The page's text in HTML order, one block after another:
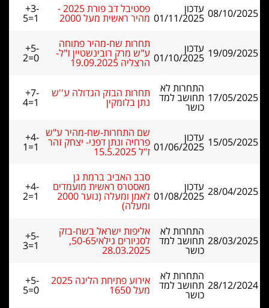
08/10/2025 עדכון
01/11/2025
פסטיבל דב פורת 2025 -
מהיר ראשית מעל 2000
+3-
5=1
19/09/2025 עדכון
01/10/2025
תחרות שח-מהיר פתוחה
ע"ש מרק רובינשטיין ז"ל-
הרצליה 19.09.2025
+5-
2=0
17/05/2025
התחרות לא
תחושב למד
כושר
תחרות הבזק הגדולה ע''ש
נתן בלומקין
+7-
4=1
15/05/2025 עדכון
01/06/2025
שם התחרות-שח-מהיר ע"ש
פרחיה ונתן דפני- יצחק זהר
ז"ל 15.5.2025
+4-
1=1
28/04/2025 עדכון
01/08/2025
סבב האביב ברמת גן
מאסטרס ראשית מועמדים
לאמן ומעלה (נוער 2000
ומעלה)
+4-
2=1
28/03/2025
התחרות לא
תחושב למד
כושר
אליפות ישראל בשח-בזק
לסניורים גילאי50-65,
28.03.2025
+5-
3=1
28/12/2024
התחרות לא
תחושב למד
כושר
אירוע פתיחת הליגה 2025
מעל 1650
+5-
5=0